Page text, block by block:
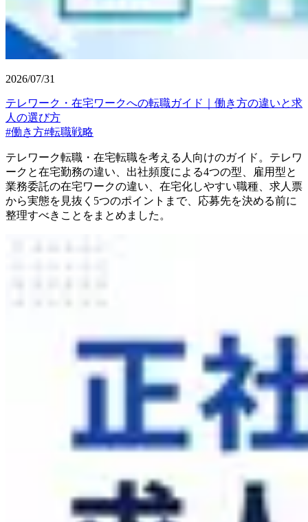
2026/07/31
テレワーク・在宅ワークへの転職ガイド｜働き方の違いと求
人の選び方
#働き方#転職戦略
テレワーク転職・在宅転職を考える人向けのガイド。テレワ
ークと在宅勤務の違い、出社頻度による4つの型、雇用型と
業務委託の在宅ワークの違い、在宅化しやすい職種、求人票
から実態を見抜く5つのポイントまで、応募先を決める前に
整理すべきことをまとめました。